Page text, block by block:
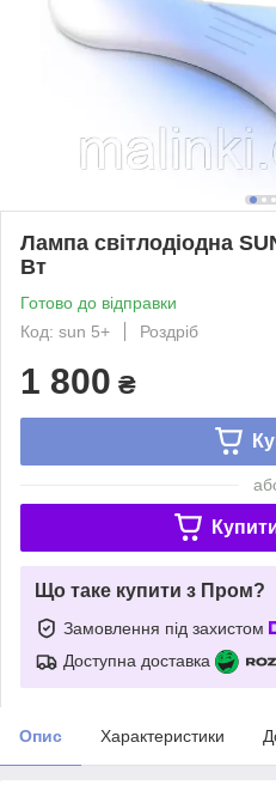
Лампа світлодіодна
Вт
Готово до відправки
Код: sun 5+
Роздріб
1 800 ₴
Що таке купити з Пром?
Замовлення під захистом
Доступна доставка
Опис Характеристики